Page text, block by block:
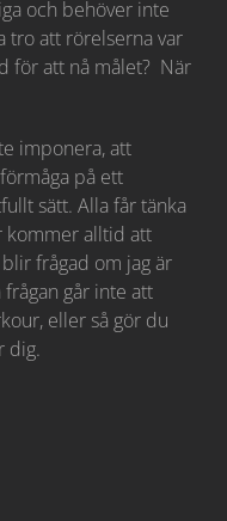
och behöver inte
tro att rörelserna var
för att nå målet? När
imponera, att
på ett
sätt. Alla får tänka
kommer alltid att
frågad om jag är
frågan går inte att
eller så gör du
dig.